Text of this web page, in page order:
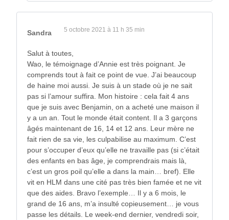
Sandra 5 octobre 2021 à 11 h 35 min
Salut à toutes,
Wao, le témoignage d’Annie est très poignant. Je
comprends tout à fait ce point de vue. J’ai beaucoup
de haine moi aussi. Je suis à un stade où je ne sait
pas si l’amour suffira. Mon histoire : cela fait 4 ans
que je suis avec Benjamin, on a acheté une maison il
y a un an. Tout le monde était content. Il a 3 garçons
âgés maintenant de 16, 14 et 12 ans. Leur mère ne
fait rien de sa vie, les culpabilise au maximum. C’est
pour s’occuper d’eux qu’elle ne travaille pas (si c’était
des enfants en bas âge, je comprendrais mais là,
c’est un gros poil qu’elle a dans la main… bref). Elle
vit en HLM dans une cité pas très bien famée et ne vit
que des aides. Bravo l’exemple… Il y a 6 mois, le
grand de 16 ans, m’a insulté copieusement… je vous
passe les détails. Le week-end dernier, vendredi soir,